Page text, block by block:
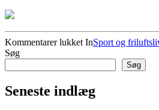
Kommentarer lukkettil
ved
Chi
InSport og
Søg
Søg
Seneste indlæg